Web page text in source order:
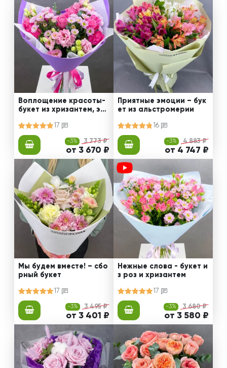
Воплощение красоты-
букет из хризантем, эус
17
-3% 3 773 ₽
от 3 670 ₽
Приятные эмоции – бук
ет из альстромерии
16
-3% 4 883 ₽
от 4 747 ₽
Мы будем вместе! – сбо
рный букет
17
-3% 3 495 ₽
от 3 401 ₽
Нежные слова - букет и
з роз и хризантем
17
-3% 3 680 ₽
от 3 580 ₽